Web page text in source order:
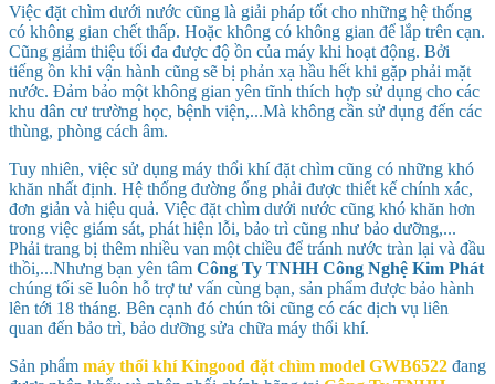
Việc đặt chìm dưới nước cũng là giải pháp tốt cho những hệ thống
có không gian chết thấp. Hoặc không có không gian để lắp trên cạn.
Cũng giảm thiệu tối đa được độ ồn của máy khi hoạt động. Bởi
tiếng ồn khi vận hành cũng sẽ bị phản xạ hầu hết khi gặp phải mặt
nước. Đảm bảo một không gian yên tĩnh thích hợp sử dụng cho các
khu dân cư trường học, bệnh viện,...Mà không cần sử dụng đến các
thùng, phòng cách âm.
Tuy nhiên, việc sử dụng máy thổi khí đặt chìm cũng có những khó
khăn nhất định. Hệ thống đường ống phải được thiết kế chính xác,
đơn giản và hiệu quả. Việc đặt chìm dưới nước cũng khó khăn hơn
trong việc giám sát, phát hiện lỗi, bảo trì cũng như bảo dưỡng,...
Phải trang bị thêm nhiều van một chiều để tránh nước tràn lại và đầu
thồi,...Nhưng bạn yên tâm Công Ty TNHH Công Nghệ Kim Phát
chúng tối sẽ luôn hỗ trợ tư vấn cùng bạn, sản phẩm được bảo hành
lên tới 18 tháng. Bên cạnh đó chún tôi cũng có các dịch vụ liên
quan đến bảo trì, bảo dưỡng sửa chữa máy thổi khí.
Sản phẩm máy thổi khí Kingood đặt chìm model GWB6522 đang